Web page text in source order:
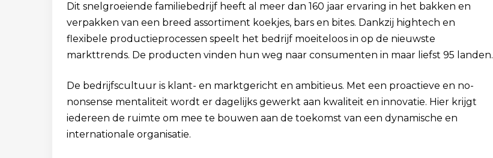
Dit snelgroeiende familiebedrijf heeft al meer dan 160 jaar ervaring in het bakken en
verpakken van een breed assortiment koekjes, bars en bites. Dankzij hightech en
flexibele productieprocessen speelt het bedrijf moeiteloos in op de nieuwste
markttrends. De producten vinden hun weg naar consumenten in maar liefst 95 landen.
De bedrijfscultuur is klant- en marktgericht en ambitieus. Met een proactieve en no-
nonsense mentaliteit wordt er dagelijks gewerkt aan kwaliteit en innovatie. Hier krijgt
iedereen de ruimte om mee te bouwen aan de toekomst van een dynamische en
internationale organisatie.